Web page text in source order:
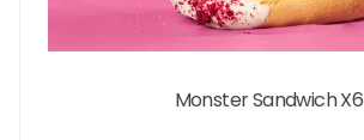
Monster Sandwich X6